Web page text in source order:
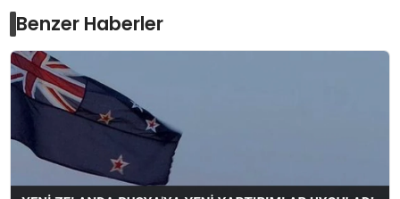
Benzer Haberler